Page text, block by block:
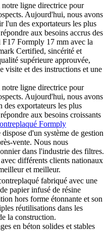
ligne directrice pour
Aujourd'hui, nous avons
l'un des exportateurs les plus
aux besoins accrus des
F17 Formply 17 mm avec la
Certified, sincérité et
supérieure approuvée,
visite et des instructions et une
ligne directrice pour
Aujourd'hui, nous avons
exportateurs les plus
aux besoins croissants
Formply
d'un système de gestion
vente. Nous nous
dans l'industrie des filtres.
différents clients nationaux
et meilleur.
fabriqué avec une
papier infusé de résine
hors forme étonnante et son
réutilisations dans les
la construction.
en béton solides et stables